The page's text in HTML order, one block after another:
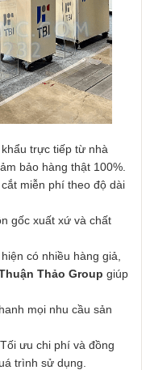
trực tiếp từ nhà
bảo hàng thật 100%.
cắt miễn phí theo độ dài
gốc xuất xứ và chất
có nhiều hàng giả,
Thảo Group giúp
mọi nhu cầu sản
ưu chi phí và đồng
trình sử dụng.